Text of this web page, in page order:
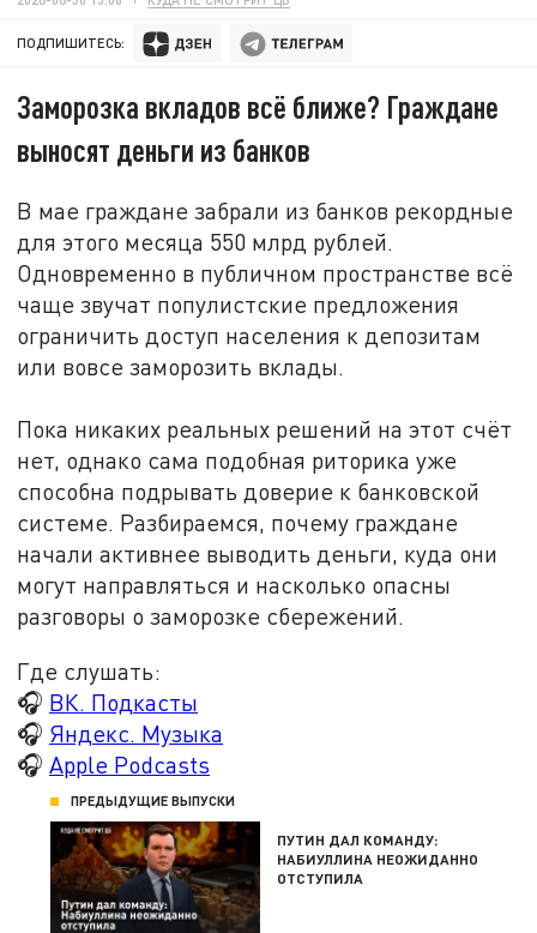
ПОДПИШИТЕСЬ:
Заморозка вкладов всё ближе? Граждане
выносят деньги из банков
В мае граждане забрали из банков рекордные
для этого месяца 550 млрд рублей.
Одновременно в публичном пространстве всё
чаще звучат популистские предложения
ограничить доступ населения к депозитам
или вовсе заморозить вклады.
Пока никаких реальных решений на этот счёт
нет, однако сама подобная риторика уже
способна подрывать доверие к банковской
системе. Разбираемся, почему граждане
начали активнее выводить деньги, куда они
могут направляться и насколько опасны
разговоры о заморозке сбережений.
Где слушать:
🎧 ВК. Подкасты
🎧 Яндекс. Музыка
🎧 Apple Podcasts
ПРЕДЫДУЩИЕ ВЫПУСКИ
ПУТИН ДАЛ КОМАНДУ:
НАБИУЛЛИНА НЕОЖИДАННО
ОТСТУПИЛА